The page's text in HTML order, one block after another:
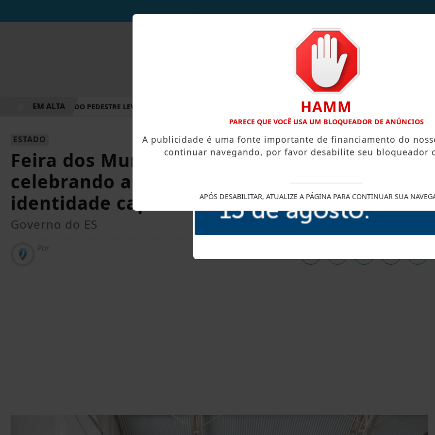
NOTÍCIAS /
AÇÃO NO DIA DO PEDESTRE LEVA ORIENTAÇÃO E ESCUTA PÚBLICA A VILA NOVA DE COLARES PREFEITURA INICIA
EM ALTA
ESTADO
Feira dos Municípios 2026 abre as portas
celebrando a cultura, o turismo e a
identidade capixaba
Governo do ES
Por
HAMM
PARECE QUE VOCÊ USA UM BLOQUEADOR DE ANÚNCIOS
A publicidade é uma fonte importante de financiamento do
continuar navegando, por favor desabilite seu bloqueador
APÓS DESABILITAR, ATUALIZE A PÁGINA PARA CONTINUAR SUA